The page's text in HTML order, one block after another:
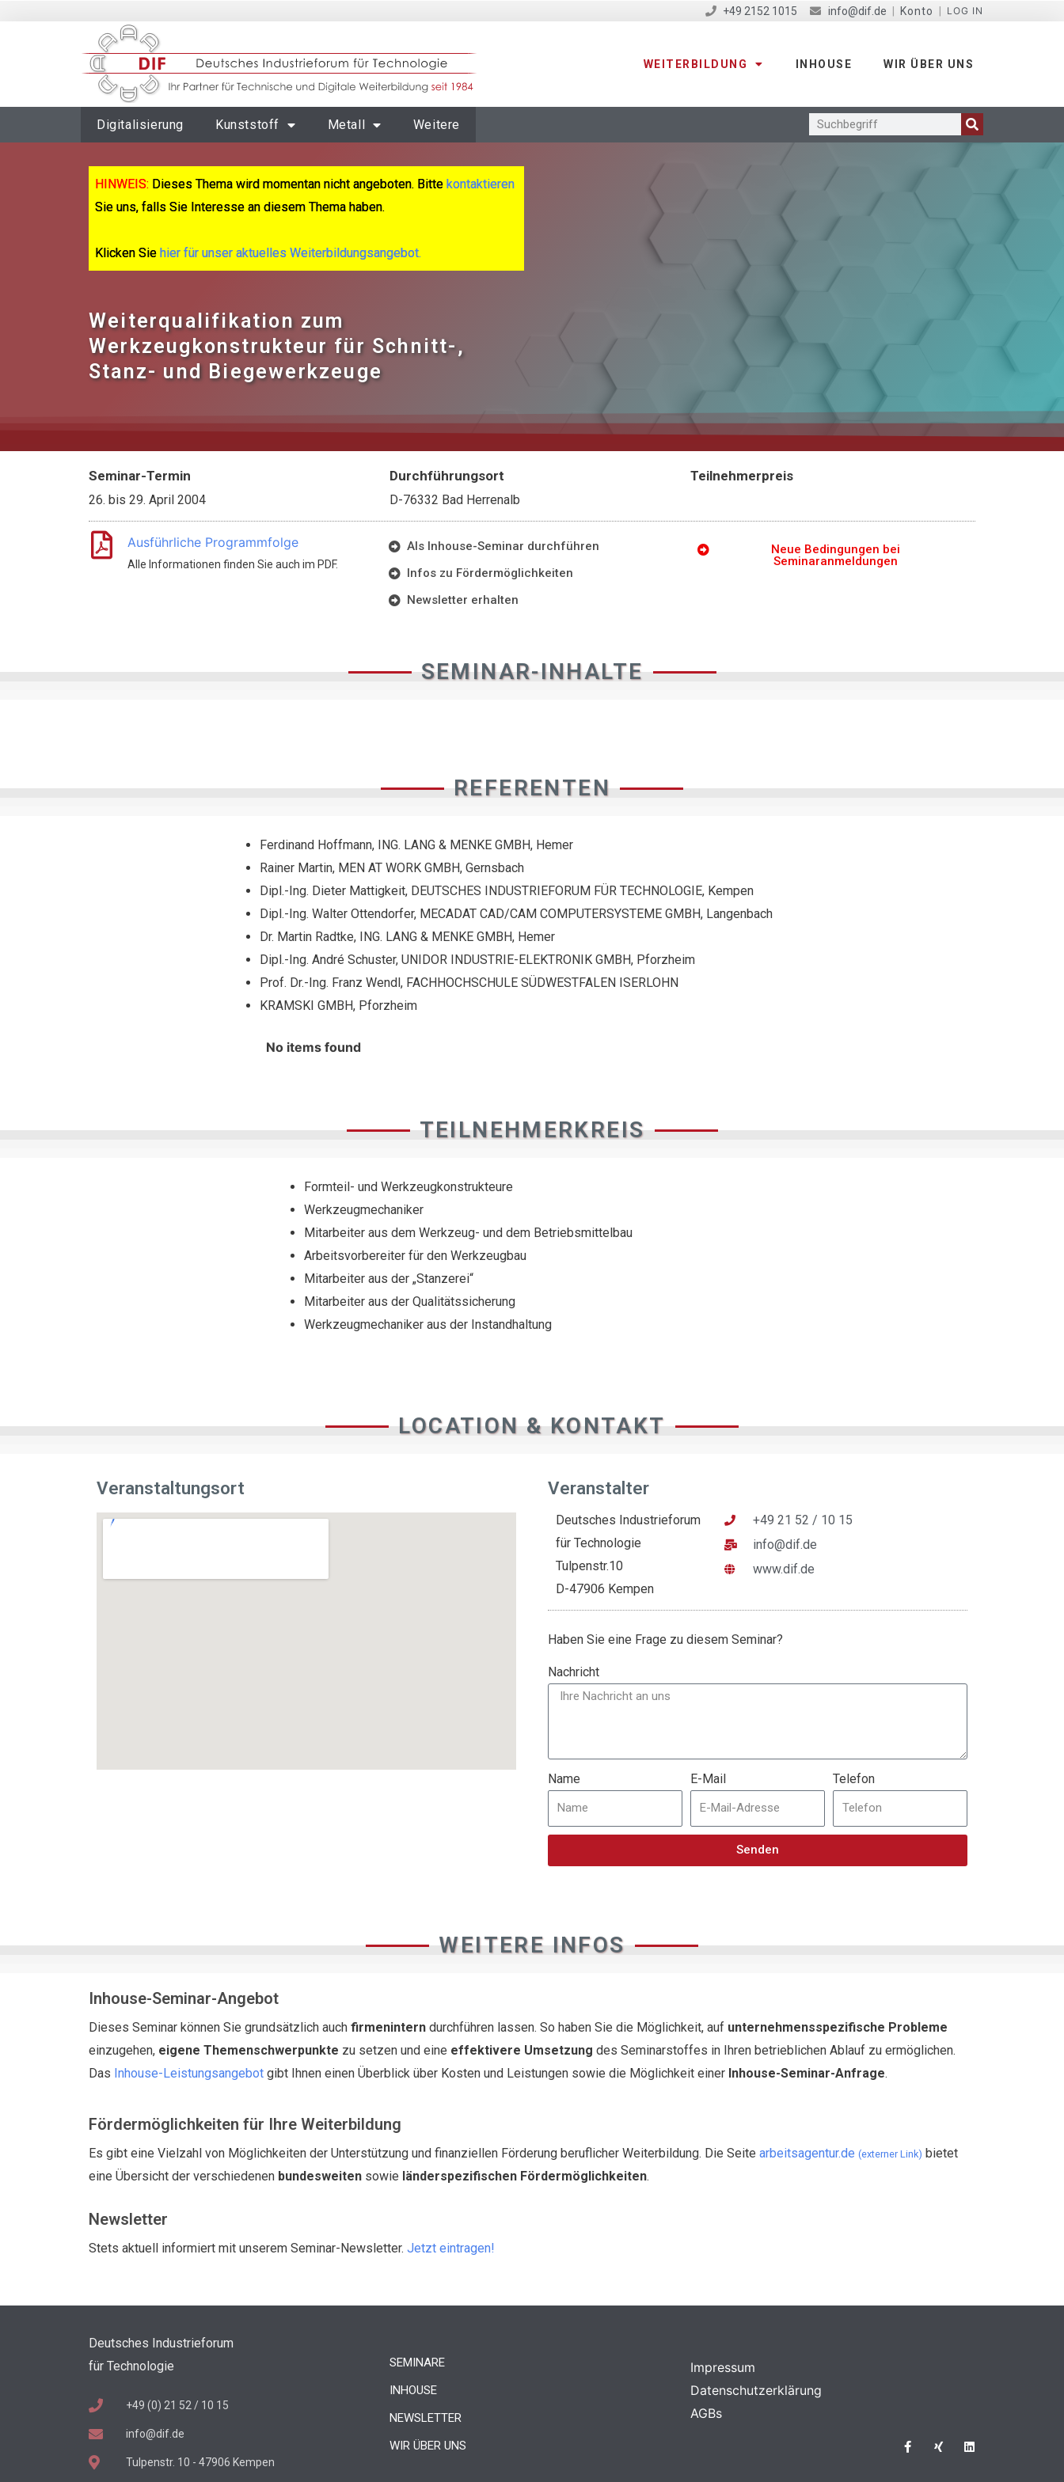
+49 2152 1015 info@dif.de Konto LOG IN
WEITERBILDUNG INHOUSE WIR ÜBER UNS
Digitalisierung Kunststoff Metall Weitere
HINWEIS: Dieses Thema wird momentan nicht angeboten. Bitte kontaktieren
Sie uns, falls Sie Interesse an diesem Thema haben.
Klicken Sie hier für unser aktuelles Weiterbildungsangebot.
Weiterqualifikation zum
Werkzeugkonstrukteur für Schnitt-,
Stanz- und Biegewerkzeuge
Seminar-Termin
26. bis 29. April 2004
Durchführungsort
D-76332 Bad Herrenalb
Teilnehmerpreis
Ausführliche Programmfolge
Alle Informationen finden Sie auch im PDF.
Als Inhouse-Seminar durchführen
Infos zu Fördermöglichkeiten
Newsletter erhalten
Neue Bedingungen bei
Seminaranmeldungen
SEMINAR-INHALTE
REFERENTEN
Ferdinand Hoffmann, ING. LANG & MENKE GMBH, Hemer
Rainer Martin, MEN AT WORK GMBH, Gernsbach
Dipl.-Ing. Dieter Mattigkeit, DEUTSCHES INDUSTRIEFORUM FÜR TECHNOLOGIE, Kempen
Dipl.-Ing. Walter Ottendorfer, MECADAT CAD/CAM COMPUTERSYSTEME GMBH, Langenbach
Dr. Martin Radtke, ING. LANG & MENKE GMBH, Hemer
Dipl.-Ing. André Schuster, UNIDOR INDUSTRIE-ELEKTRONIK GMBH, Pforzheim
Prof. Dr.-Ing. Franz Wendl, FACHHOCHSCHULE SÜDWESTFALEN ISERLOHN
KRAMSKI GMBH, Pforzheim
No items found
TEILNEHMERKREIS
Formteil- und Werkzeugkonstrukteure
Werkzeugmechaniker
Mitarbeiter aus dem Werkzeug- und dem Betriebsmittelbau
Arbeitsvorbereiter für den Werkzeugbau
Mitarbeiter aus der „Stanzerei“
Mitarbeiter aus der Qualitätssicherung
Werkzeugmechaniker aus der Instandhaltung
LOCATION & KONTAKT
Veranstaltungsort Veranstalter
Deutsches Industrieforum
für Technologie
Tulpenstr.10
D-47906 Kempen
+49 21 52 / 10 15
info@dif.de
www.dif.de
Haben Sie eine Frage zu diesem Seminar?
Nachricht
Name E-Mail Telefon
Senden
WEITERE INFOS
Inhouse-Seminar-Angebot
Dieses Seminar können Sie grundsätzlich auch firmenintern durchführen lassen. So haben Sie die Möglichkeit, auf unternehmensspezifische Probleme
einzugehen, eigene Themenschwerpunkte zu setzen und eine effektivere Umsetzung des Seminarstoffes in Ihren betrieblichen Ablauf zu ermöglichen.
Das Inhouse-Leistungsangebot gibt Ihnen einen Überblick über Kosten und Leistungen sowie die Möglichkeit einer Inhouse-Seminar-Anfrage.
Fördermöglichkeiten für Ihre Weiterbildung
Es gibt eine Vielzahl von Möglichkeiten der Unterstützung und finanziellen Förderung beruflicher Weiterbildung. Die Seite arbeitsagentur.de (externer Link) bietet
eine Übersicht der verschiedenen bundesweiten sowie länderspezifischen Fördermöglichkeiten.
Newsletter
Stets aktuell informiert mit unserem Seminar-Newsletter. Jetzt eintragen!
Deutsches Industrieforum
für Technologie
+49 (0) 21 52 / 10 15
info@dif.de
Tulpenstr. 10 - 47906 Kempen
SEMINARE
INHOUSE
NEWSLETTER
WIR ÜBER UNS
Impressum
Datenschutzerklärung
AGBs